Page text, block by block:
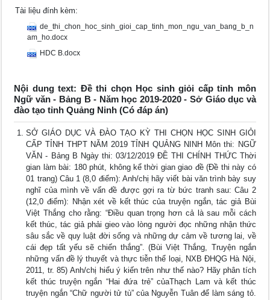
Tài liệu đính kèm:
de_thi_chon_hoc_sinh_gioi_cap_tinh_mon_ngu_van_bang_b_n
am_ho.docx
HDC B.docx
Nội dung text: Đề thi chọn Học sinh giỏi cấp tỉnh môn
Ngữ văn - Bảng B - Năm học 2019-2020 - Sở Giáo dục và
đào tạo tỉnh Quảng Ninh (Có đáp án)
SỞ GIÁO DỤC VÀ ĐÀO TẠO KỲ THI CHỌN HỌC SINH GIỎI
CẤP TỈNH THPT NĂM 2019 TỈNH QUẢNG NINH Môn thi: NGỮ
VĂN - Bảng B Ngày thi: 03/12/2019 ĐỀ THI CHÍNH THỨC Thời
gian làm bài: 180 phút, không kể thời gian giao đề (Đề thi này có
01 trang) Câu 1 (8,0 điểm): Anh/chị hãy viết bài văn trình bày suy
nghĩ của mình về vấn đề được gợi ra từ bức tranh sau: Câu 2
(12,0 điểm): Nhận xét về kết thúc của truyện ngắn, tác giả Bùi
Việt Thắng cho rằng: “Điều quan trọng hơn cả là sau mỗi cách
kết thúc, tác giả phải gieo vào lòng người đọc những nhận thức
sâu sắc về quy luật đời sống và những dự cảm về tương lai, về
cái đẹp tất yếu sẽ chiến thắng”. (Bùi Việt Thắng, Truyện ngắn
những vấn đề lý thuyết và thực tiễn thể loại, NXB ĐHQG Hà Nội,
2011, tr. 85) Anh/chị hiểu ý kiến trên như thế nào? Hãy phân tích
kết thúc truyện ngắn “Hai đứa trẻ” củaThạch Lam và kết thúc
truyện ngắn “Chữ người tử tù” của Nguyễn Tuân để làm sáng tỏ.